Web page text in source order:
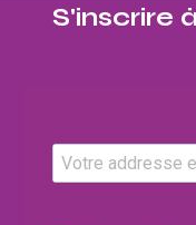
S'inscrire